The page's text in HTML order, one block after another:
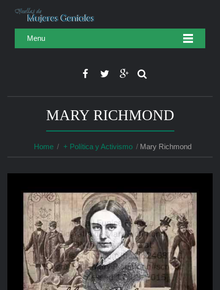
Menu
MARY RICHMOND
Home + Política y Activismo Mary Richmond